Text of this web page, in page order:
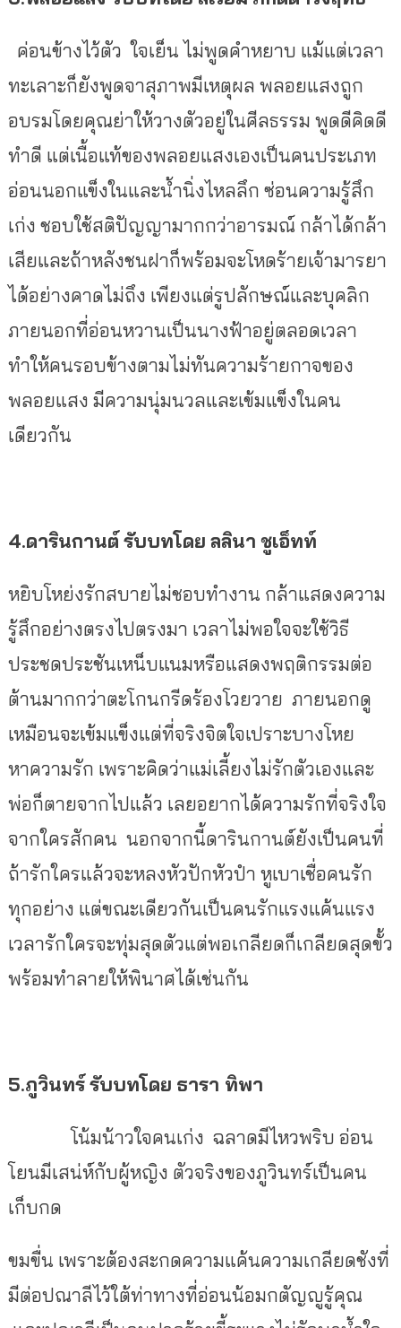
ค่อนข้างไว้ตัว ใจเย็น ไม่พูดคำหยาบ แม้แต่เวลา
ทะเลาะก็ยังพูดจาสุภาพมีเหตุผล พลอยแสงถูก
อบรมโดยคุณย่าให้วางตัวอยู่ในศีลธรรม พูดดีคิดดี
ทำดี แต่เนื้อแท้ของพลอยแสงเองเป็นคนประเภท
อ่อนนอกแข็งในและน้ำนิ่งไหลลึก ซ่อนความรู้สึก
เก่ง ชอบใช้สติปัญญามากกว่าอารมณ์ กล้าได้กล้า
เสียและถ้าหลังชนฝาก็พร้อมจะโหดร้ายเจ้ามารยา
ได้อย่างคาดไม่ถึง เพียงแต่รูปลักษณ์และบุคลิก
ภายนอกที่อ่อนหวานเป็นนางฟ้าอยู่ตลอดเวลา
ทำให้คนรอบข้างตามไม่ทันความร้ายกาจของ
พลอยแสง มีความนุ่มนวลและเข้มแข็งในคน
เดียวกัน
4.ดารินกานต์รับบทโดย ลลินา ชูเอ็ทท์
หยิบโหย่งรักสบายไม่ชอบทำงาน กล้าแสดงความ
รู้สึกอย่างตรงไปตรงมา เวลาไม่พอใจจะใช้วิธี
ประชดประชันเหน็บแนมหรือแสดงพฤติกรรมต่อ
ต้านมากกว่าตะโกนกรีดร้องโวยวาย ภายนอกดู
เหมือนจะเข้มแข็งแต่ที่จริงจิตใจเปราะบางโหย
หาความรัก เพราะคิดว่าแม่เลี้ยงไม่รักตัวเองและ
พ่อก็ตายจากไปแล้ว เลยอยากได้ความรักที่จริงใจ
จากใครสักคน นอกจากนี้ดารินกานต์ยังเป็นคนที่
ถ้ารักใครแล้วจะหลงหัวปักหัวปำ หูเบาเชื่อคนรัก
ทุกอย่าง แต่ขณะเดียวกันเป็นคนรักแรงแค้นแรง
เวลารักใครจะทุ่มสุดตัวแต่พอเกลียดก็เกลียดสุดขั้ว
พร้อมทำลายให้พินาศได้เช่นกัน
5.ภูวินทร์รับบทโดย ธารา ทิพา
โน้มน้าวใจคนเก่ง ฉลาดมีไหวพริบ อ่อน
โยนมีเสน่ห์กับผู้หญิง ตัวจริงของภูวินทร์เป็นคน
เก็บกด
ขมขื่น เพราะต้องสะกดความแค้นความเกลียดชังที่
มีต่อปณาลีไว้ใต้ท่าทางที่อ่อนน้อมกตัญญูรู้คุณ